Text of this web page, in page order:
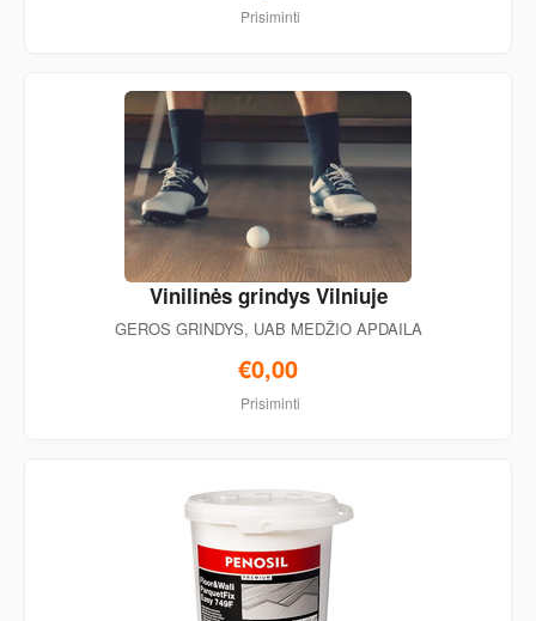
Prisiminti
Vinilinės grindys Vilniuje
GEROS GRINDYS, UAB MEDŽIO APDAILA
€0,00
Prisiminti